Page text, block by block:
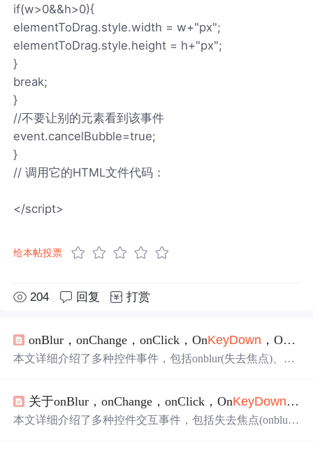
if(w>0&&h>0){
elementToDrag.style.width = w+"px";
elementToDrag.style.height = h+"px";
}
break;
}
//不要让别的元素看到该事件
event.cancelBubble=true;
}
// 调用它的HTML文件代码：
</script>
给本帖投票
204 回复 打赏
onBlur，onChange，onClick，OnKeyDown ，OnKeyUp，OnKeyPress，On
本文详细介绍了多种控件事件，包括onblur(失去焦点)、On
On MouseDown/OnMouseUp/OnMouseLeave等。文章还特
别说明了这些事件的发生顺序以及不同类型的按键如何触
关于onBlur，onChange，onClick，OnKeyDown，
本文详细介绍了多种控件交互事件，包括失去焦点(onblu